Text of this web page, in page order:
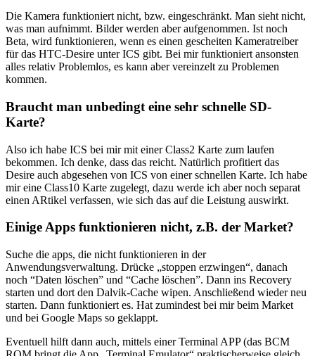
Die Kamera funktioniert nicht, bzw. eingeschränkt. Man sieht nicht,
was man aufnimmt. Bilder werden aber aufgenommen. Ist noch
Beta, wird funktionieren, wenn es einen gescheiten Kameratreiber
für das HTC-Desire unter ICS gibt. Bei mir funktioniert ansonsten
alles relativ Problemlos, es kann aber vereinzelt zu Problemen
kommen.
Braucht man unbedingt eine sehr schnelle SD-
Karte?
Also ich habe ICS bei mir mit einer Class2 Karte zum laufen
bekommen. Ich denke, dass das reicht. Natürlich profitiert das
Desire auch abgesehen von ICS von einer schnellen Karte. Ich habe
mir eine Class10 Karte zugelegt, dazu werde ich aber noch separat
einen ARtikel verfassen, wie sich das auf die Leistung auswirkt.
Einige Apps funktionieren nicht, z.B. der Market?
Suche die apps, die nicht funktionieren in der
Anwendungsverwaltung. Drücke „stoppen erzwingen“, danach
noch “Daten löschen” und “Cache löschen”. Dann ins Recovery
starten und dort den Dalvik-Cache wipen. Anschließend wieder neu
starten. Dann funktioniert es. Hat zumindest bei mir beim Market
und bei Google Maps so geklappt.
Eventuell hilft dann auch, mittels einer Terminal APP (das BCM